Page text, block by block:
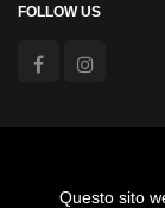
Questo sito
FOLLOW US